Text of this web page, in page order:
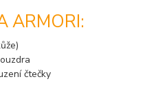
ARMORI:
čtečky